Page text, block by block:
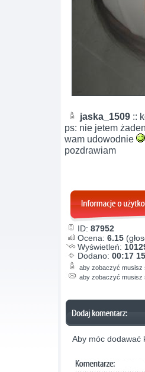
jaska_1509 ::
ps: nie jetem
wam udowodnie
pozdrawiam
ID: 87952
Ocena: 6.15
Wyświetleń:
Dodano: 00:17
aby zobaczyć musisz
aby zobaczyć musisz
Aby móc